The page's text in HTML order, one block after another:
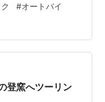
バイクの輪番組
ラストにて販売
#オートバイ
登窯へツーリン